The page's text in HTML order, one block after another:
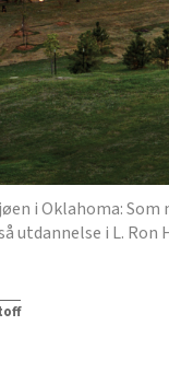
iOklahoma:Som
utdannelse i L.